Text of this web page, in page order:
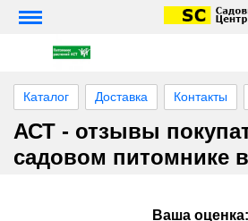
Каталог Доставка Контакты
АСТ - отзывы
садовом питомнике
Ваша оценка: